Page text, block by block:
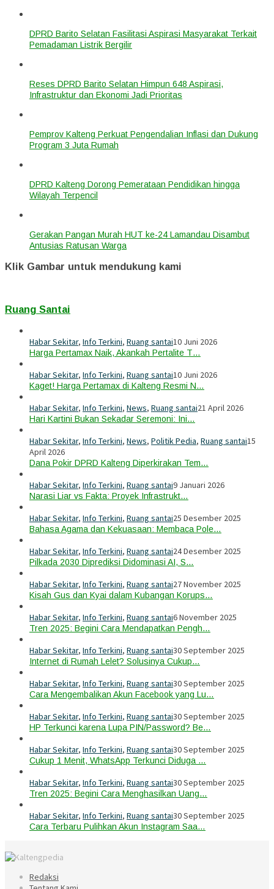
DPRD Barito Selatan Fasilitasi Aspirasi Masyarakat Terkait
Pemadaman Listrik Bergilir
Reses DPRD Barito Selatan Himpun 648 Aspirasi,
Infrastruktur dan Ekonomi Jadi Prioritas
Pemprov Kalteng Perkuat Pengendalian Inflasi dan Dukung
Program 3 Juta Rumah
DPRD Kalteng Dorong Pemerataan Pendidikan hingga
Wilayah Terpencil
Gerakan Pangan Murah HUT ke-24 Lamandau Disambut
Antusias Ratusan Warga
Klik Gambar untuk mendukung kami
Ruang Santai
Habar Sekitar, Info Terkini, Ruang santai10 Juni 2026
Harga Pertamax Naik, Akankah Pertalite T…
Habar Sekitar, Info Terkini, Ruang santai10 Juni 2026
Kaget! Harga Pertamax di Kalteng Resmi N…
Habar Sekitar, Info Terkini, News, Ruang santai21 April 2026
Hari Kartini Bukan Sekadar Seremoni: Ini…
Habar Sekitar, Info Terkini, News, Politik Pedia, Ruang santai15
April 2026
Dana Pokir DPRD Kalteng Diperkirakan Tem…
Habar Sekitar, Info Terkini, Ruang santai9 Januari 2026
Narasi Liar vs Fakta: Proyek Infrastrukt…
Habar Sekitar, Info Terkini, Ruang santai25 Desember 2025
Bahasa Agama dan Kekuasaan: Membaca Pole…
Habar Sekitar, Info Terkini, Ruang santai24 Desember 2025
Pilkada 2030 Diprediksi Didominasi AI, S…
Habar Sekitar, Info Terkini, Ruang santai27 November 2025
Kisah Gus dan Kyai dalam Kubangan Korups…
Habar Sekitar, Info Terkini, Ruang santai6 November 2025
Tren 2025: Begini Cara Mendapatkan Pengh…
Habar Sekitar, Info Terkini, Ruang santai30 September 2025
Internet di Rumah Lelet? Solusinya Cukup…
Habar Sekitar, Info Terkini, Ruang santai30 September 2025
Cara Mengembalikan Akun Facebook yang Lu…
Habar Sekitar, Info Terkini, Ruang santai30 September 2025
HP Terkunci karena Lupa PIN/Password? Be…
Habar Sekitar, Info Terkini, Ruang santai30 September 2025
Cukup 1 Menit, WhatsApp Terkunci Diduga …
Habar Sekitar, Info Terkini, Ruang santai30 September 2025
Tren 2025: Begini Cara Menghasilkan Uang…
Habar Sekitar, Info Terkini, Ruang santai30 September 2025
Cara Terbaru Pulihkan Akun Instagram Saa…
Redaksi